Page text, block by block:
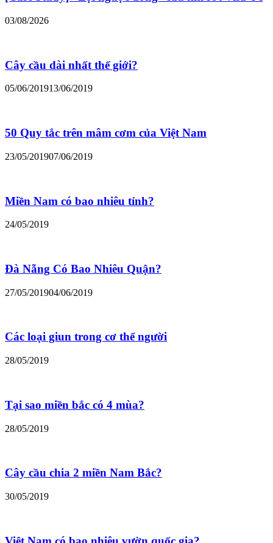
03/08/2026
Cây cầu dài nhất thế giới?
05/06/201913/06/2019
50 Quy tắc trên mâm cơm của Việt Nam
23/05/201907/06/2019
Miền Nam có bao nhiêu tỉnh?
24/05/2019
Đà Nẵng Có Bao Nhiêu Quận?
27/05/201904/06/2019
Các loại giun trong cơ thể người
28/05/2019
Tại sao miền bắc có 4 mùa?
28/05/2019
Cây cầu chia 2 miền Nam Bắc?
30/05/2019